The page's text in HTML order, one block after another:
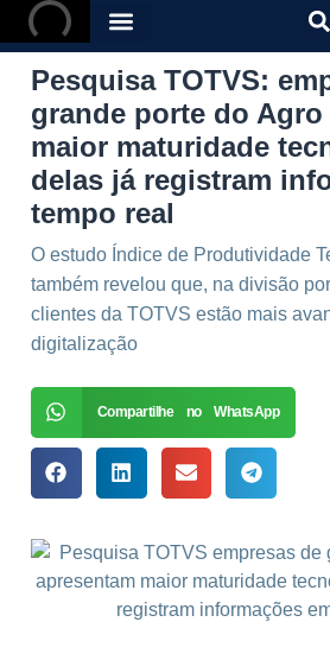
Pesquisa TOTVS:
grande porte do Agro
maior maturidade
delas já registram
tempo real
O estudo Índice de Produtividade
também revelou que, na divisão
clientes da TOTVS estão mais
digitalização
Compartilhe no WhatsApp